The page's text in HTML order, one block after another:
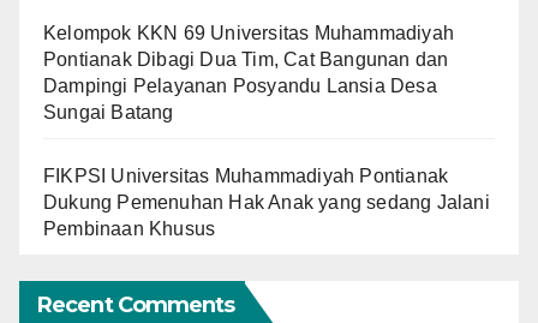
Kelompok KKN 69 Universitas Muhammadiyah
Pontianak Dibagi Dua Tim, Cat Bangunan dan
Dampingi Pelayanan Posyandu Lansia Desa
Sungai Batang
FIKPSI Universitas Muhammadiyah Pontianak
Dukung Pemenuhan Hak Anak yang sedang Jalani
Pembinaan Khusus
Recent Comments